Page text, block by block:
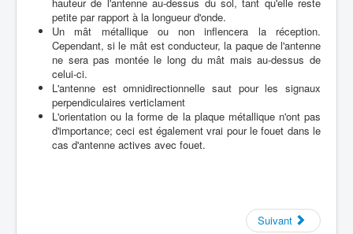
petite par rapport à la longueur d'onde.
Un mât métallique ou non inflencera la réception.
Cependant, si le mât est conducteur, la paque de l'antenne
ne sera pas montée le long du mât mais au-dessus de
celui-ci.
L'antenne est omnidirectionnelle saut pour les signaux
perpendiculaires verticlament
L'orientation ou la forme de la plaque métallique n'ont pas
d'importance; ceci est également vrai pour le fouet dans le
cas d'antenne actives avec fouet.
Suivant